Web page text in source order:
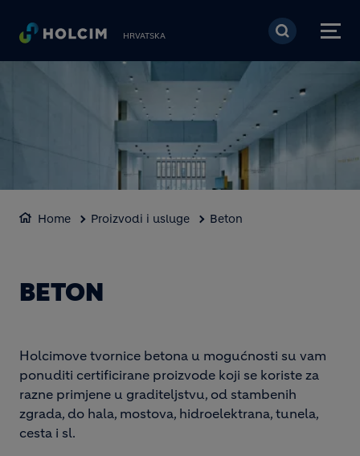
Skoči na glavni sadržaj
HRVATSKA
Home Proizvodi i usluge Beton
BETON
Holcimove tvornice betona u mogućnosti su vam
ponuditi certificirane proizvode koji se koriste za
razne primjene u graditeljstvu, od stambenih
zgrada, do hala, mostova, hidroelektrana, tunela,
cesta i sl.